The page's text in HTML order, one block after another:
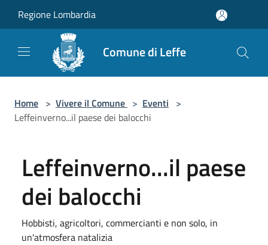
Regione Lombardia
Comune di Leffe
Home > Vivere il Comune > Eventi >
Leffeinverno...il paese dei balocchi
Leffeinverno...il paese
dei balocchi
Hobbisti, agricoltori, commercianti e non solo, in
un'atmosfera natalizia